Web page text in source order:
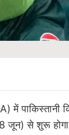
में
जून) से शुरू